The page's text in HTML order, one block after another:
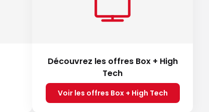
Découvrez les offres Box + High
Tech
Voir les offres Box + High Tech